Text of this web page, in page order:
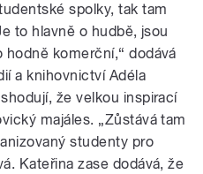
spolky, tak tam
to hlavně o hudbě, jsou
komerční,“ dodává
a knihovnictví Adéla
že velkou inspirací
majáles. „Zůstává tam
studenty pro
Kateřina zase dodává, že